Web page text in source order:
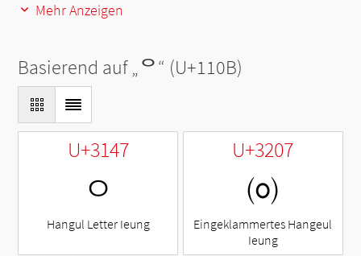
Mehr Anzeigen
Basierend auf „ᄋ“ (U+110B)
U+3147
ㅇ
Hangul Letter Ieung
U+3207
㈇
Eingeklammertes Hangeul
Ieung